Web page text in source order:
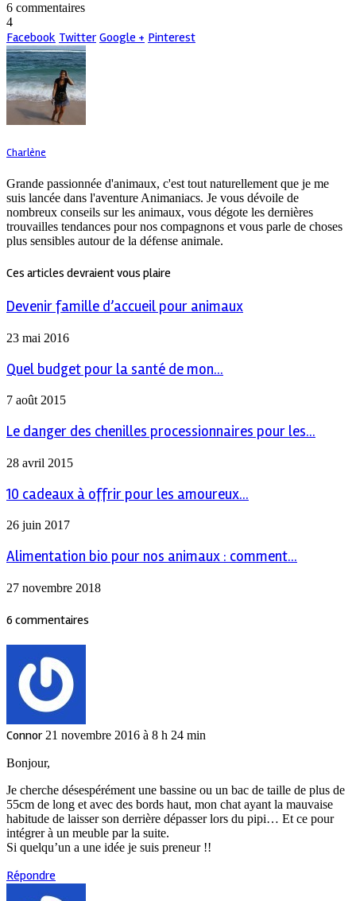
6 commentaires
4
Facebook Twitter Google + Pinterest
Charlène
Grande passionnée d'animaux, c'est tout naturellement que je me
suis lancée dans l'aventure Animaniacs. Je vous dévoile de
nombreux conseils sur les animaux, vous dégote les dernières
trouvailles tendances pour nos compagnons et vous parle de choses
plus sensibles autour de la défense animale.
Ces articles devraient vous plaire
Devenir famille d’accueil pour animaux
23 mai 2016
Quel budget pour la santé de mon...
7 août 2015
Le danger des chenilles processionnaires pour les...
28 avril 2015
10 cadeaux à offrir pour les amoureux...
26 juin 2017
Alimentation bio pour nos animaux : comment...
27 novembre 2018
6 commentaires
Connor 21 novembre 2016 à 8 h 24 min
Bonjour,
Je cherche désespérément une bassine ou un bac de taille de plus de
55cm de long et avec des bords haut, mon chat ayant la mauvaise
habitude de laisser son derrière dépasser lors du pipi… Et ce pour
intégrer à un meuble par la suite.
Si quelqu’un a une idée je suis preneur !!
Répondre